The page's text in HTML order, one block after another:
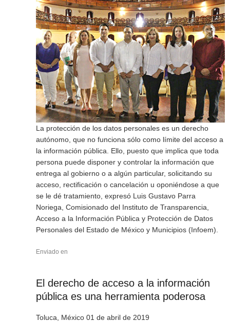
La protección de los datos personales es un derecho
autónomo, que no funciona sólo como límite del acceso a
la información pública. Ello, puesto que implica que toda
persona puede disponer y controlar la información que
entrega al gobierno o a algún particular, solicitando su
acceso, rectificación o cancelación u oponiéndose a que
se le dé tratamiento, expresó Luis Gustavo Parra
Noriega, Comisionado del Instituto de Transparencia,
Acceso a la Información Pública y Protección de Datos
Personales del Estado de México y Municipios (Infoem).
Enviado en
El derecho de acceso a la información
pública es una herramienta poderosa
Toluca, México 01 de abril de 2019